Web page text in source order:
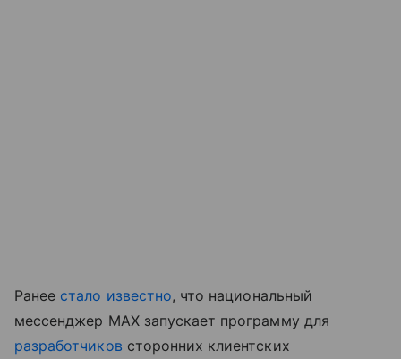
Ранее стало известно, что национальный
мессенджер MAX запускает программу для
разработчиков сторонних клиентских